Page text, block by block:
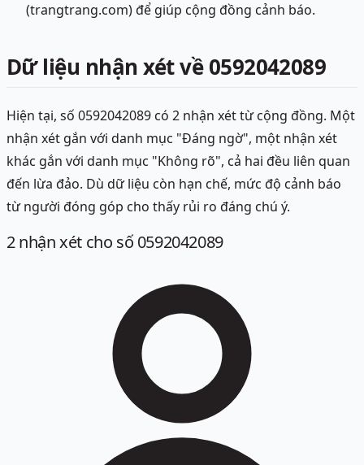
(trangtrang.com) để giúp cộng đồng cảnh báo.
Dữ liệu nhận xét về 0592042089
Hiện tại, số 0592042089 có 2 nhận xét từ cộng đồng. Một
nhận xét gắn với danh mục "Đáng ngờ", một nhận xét
khác gắn với danh mục "Không rõ", cả hai đều liên quan
đến lừa đảo. Dù dữ liệu còn hạn chế, mức độ cảnh báo
từ người đóng góp cho thấy rủi ro đáng chú ý.
2nhận xét cho số 0592042089